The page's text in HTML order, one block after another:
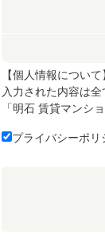
【個人情報について
入力された内容は
「明石 賃貸マンシ
プライバシーポリ